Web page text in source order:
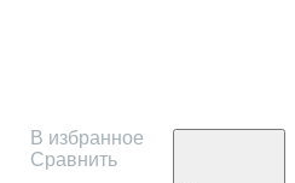
В избранное
Сравнить